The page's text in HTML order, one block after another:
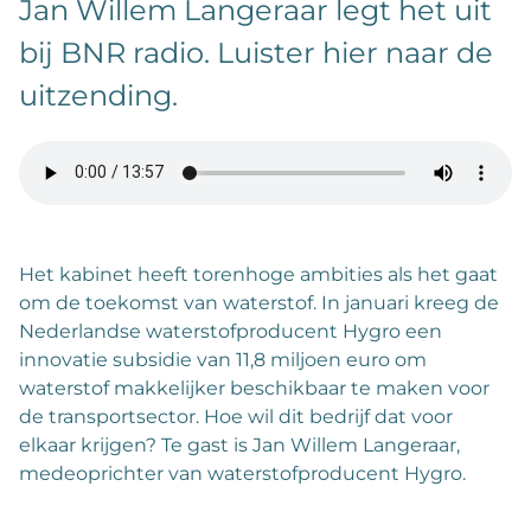
Jan Willem Langeraar legt het uit
bij BNR radio. Luister hier naar de
uitzending.
Het kabinet heeft torenhoge ambities als het gaat
om de toekomst van waterstof. In januari kreeg de
Nederlandse waterstofproducent Hygro een
innovatie subsidie van 11,8 miljoen euro om
waterstof makkelijker beschikbaar te maken voor
de transportsector. Hoe wil dit bedrijf dat voor
elkaar krijgen? Te gast is Jan Willem Langeraar,
medeoprichter van waterstofproducent Hygro.